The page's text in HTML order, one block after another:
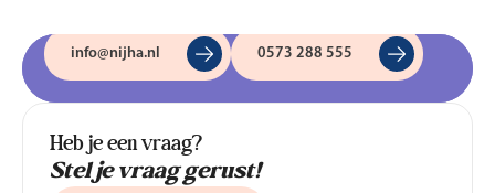
info@nijha.nl 0573 288 555
Heb je een vraag?
Stel je vraag gerust!